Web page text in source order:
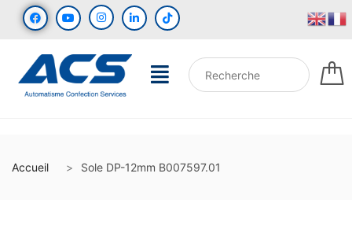
Accueil Sole DP-12mm B007597.01